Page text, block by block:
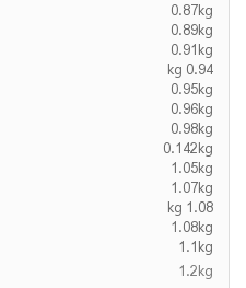
0.87kg
0.89kg
0.91kg
0.94 kg
0.95kg
0.96kg
0.98kg
0.142kg
1.05kg
1.07kg
1.08 kg
1.08kg
1.1kg
1.2kg